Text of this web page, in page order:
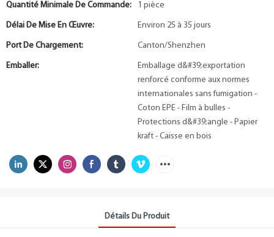
Quantité Minimale De Commande: 1 pièce
Délai De Mise En Œuvre: Environ 25 à 35 jours
Port De Chargement: Canton/Shenzhen
Emballer:
Emballage d&#39;exportation
renforcé conforme aux normes
internationales sans fumigation -
Coton EPE - Film à bulles -
Protections d&#39;angle - Papier
kraft - Caisse en bois
Détails Du Produit